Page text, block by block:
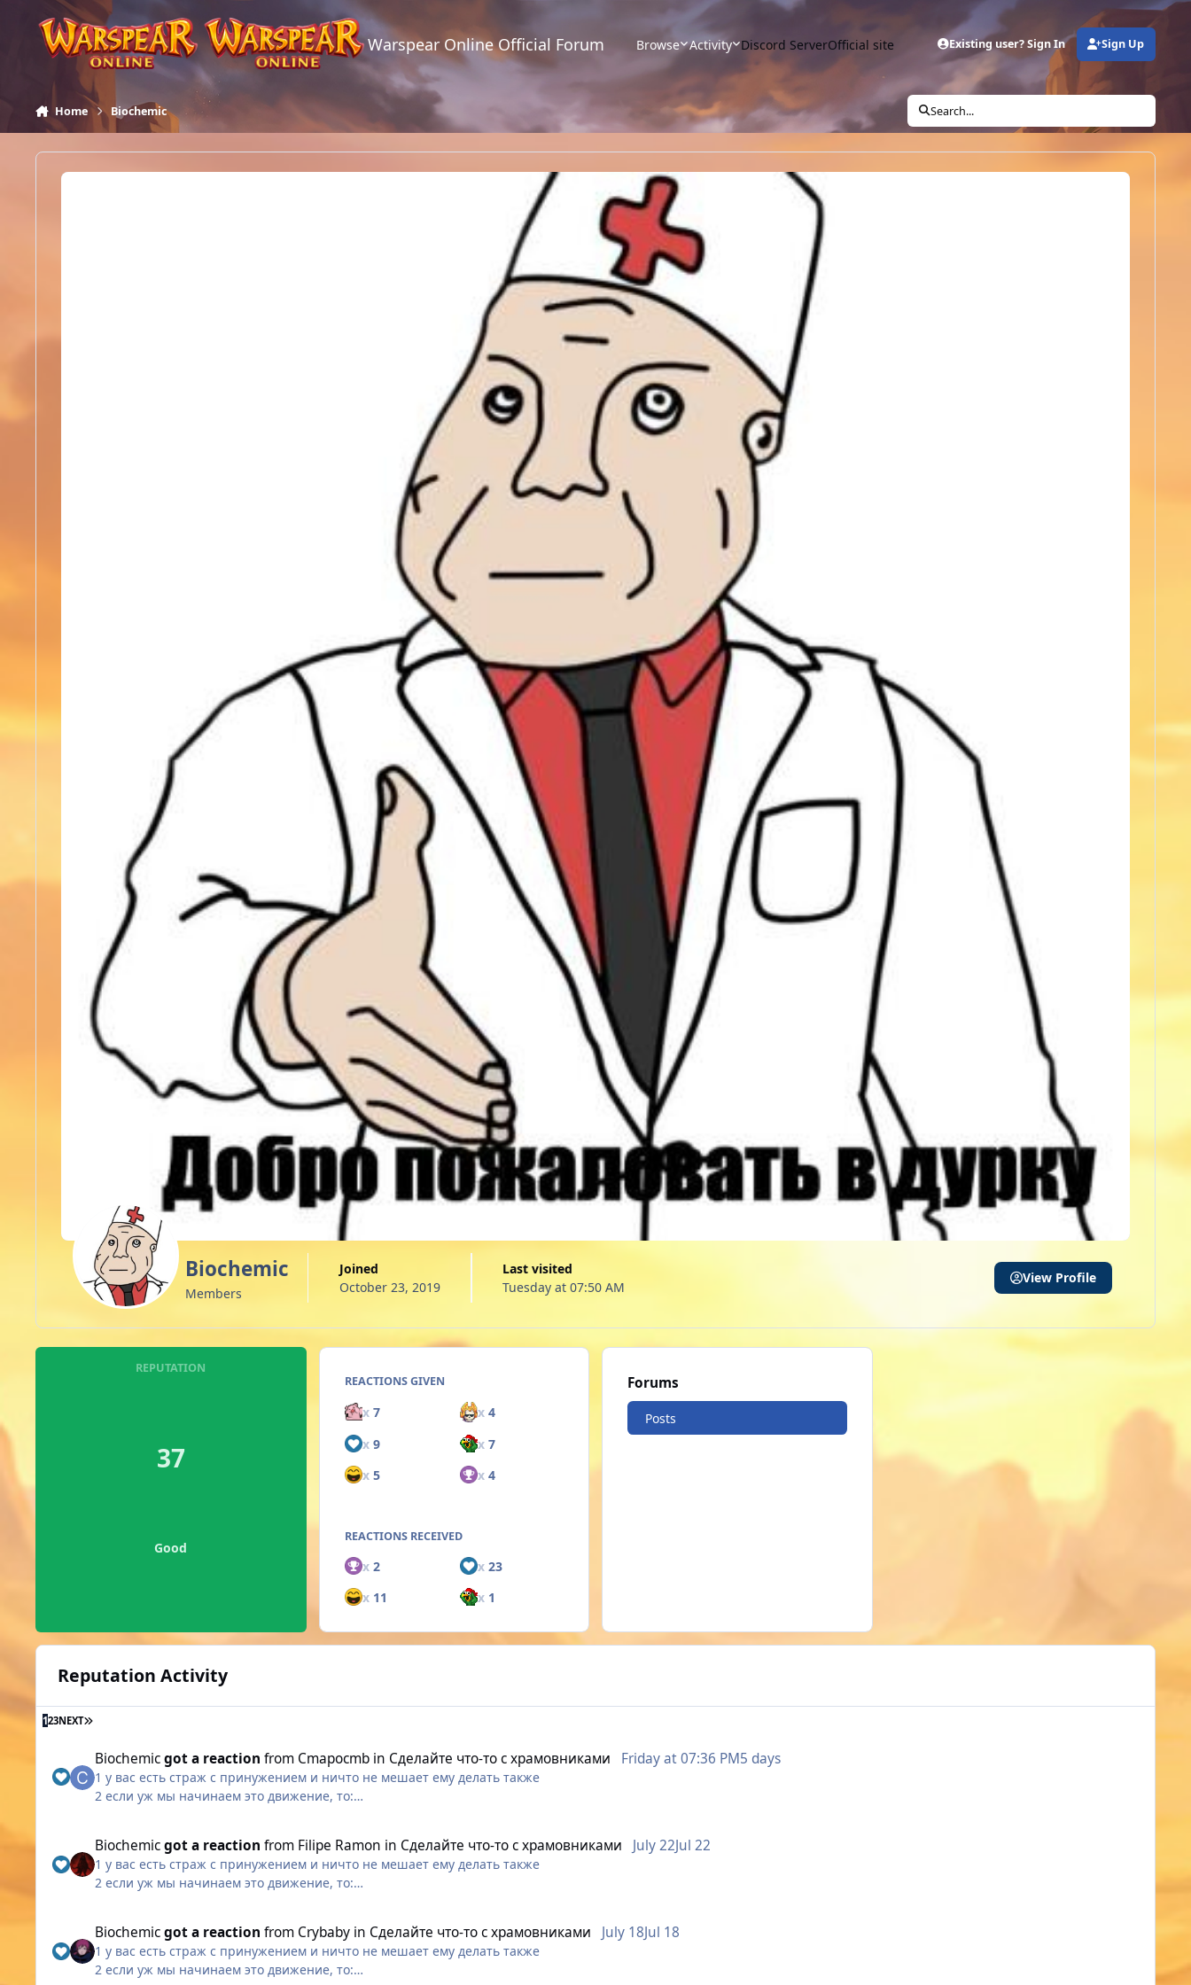
Skip to content
Warspear Online Official Forum Browse Activity Discord ServerOfficial site Existing user? Sign In Sign Up
Home Biochemic Search...
Biochemic
Members
Joined
October 23, 2019
Last visited
Tuesday at 07:50 AM
View Profile
REPUTATION
37
Good
REACTIONS GIVEN
x7 x 4
x9 x 7
x5 x 4
REACTIONS RECEIVED
x2 x 23
x11 x 1
Forums
Posts
Reputation Activity
123NEXT LAST PAGE
Biochemicgot a reaction from Cmapocmb in Сделайте что-то с храмовниками Friday at 07:36 PM5 days
1 у вас есть страж с принужением и ничто не мешает ему делать также
2 если уж мы начинаем это движение, то:
Т.е нельзя чтоб сначало зашли те кто примут на себя этот стан, а за ними остальные
Biochemicgot a reaction from Filipe Ramon in Сделайте что-то с храмовниками July 22Jul 22
1 у вас есть страж с принужением и ничто не мешает ему делать также
2 если уж мы начинаем это движение, то:
Т.е нельзя чтоб сначало зашли те кто примут на себя этот стан, а за ними остальные
Biochemicgot a reaction from Crybaby in Сделайте что-то с храмовниками July 18Jul 18
1 у вас есть страж с принужением и ничто не мешает ему делать также
2 если уж мы начинаем это движение, то: